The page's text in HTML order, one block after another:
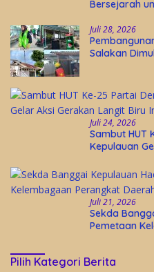
Bersejarah
Juli 28, 2026
Salakan
Juli 24, 2026
Sambut HUT
Kepulauan
Juli 21, 2026
Sekda
Pemetaan
Pilih Kategori Berita